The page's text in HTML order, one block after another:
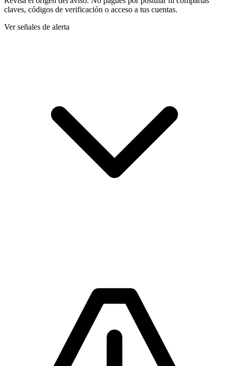
claves, códigos de verificación o acceso a tus cuentas.
Ver señales de alerta